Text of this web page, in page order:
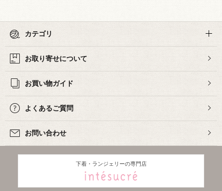
カテゴリ
お取り寄せについて
お買い物ガイド
よくあるご質問
お問い合わせ
下着・ランジェリーの専門店